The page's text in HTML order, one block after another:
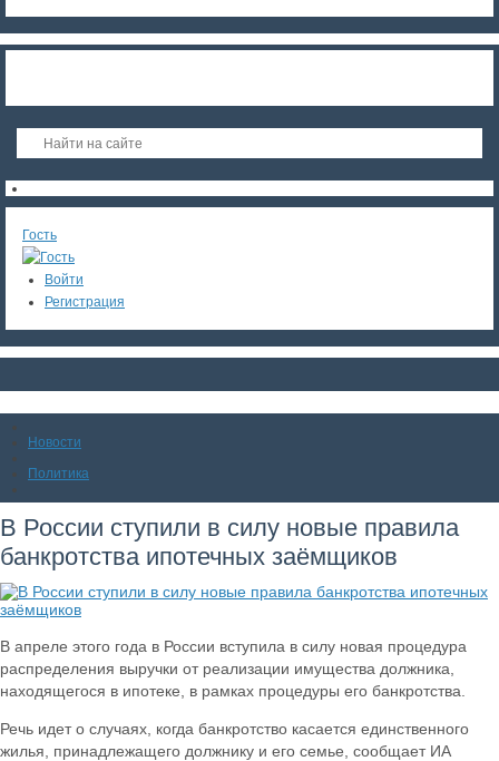
Гость
Войти
Регистрация
Новости
Политика
В России ступили в силу новые правила
банкротства ипотечных заёмщиков
В апреле этого года в России вступила в силу новая процедура
распределения выручки от реализации имущества должника,
находящегося в ипотеке, в рамках процедуры его банкротства.
Речь идет о случаях, когда банкротство касается единственного
жилья, принадлежащего должнику и его семье, сообщает ИА